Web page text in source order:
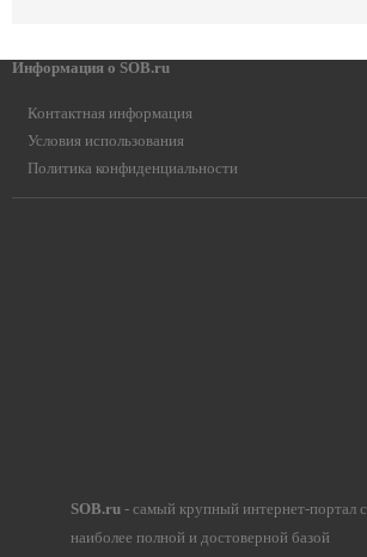
Информация о SOB.ru
Контактная информация
Условия использования
Политика конфиденциальности
SOB.ru - самый крупный интернет-портал с
наиболее полной и достоверной базой